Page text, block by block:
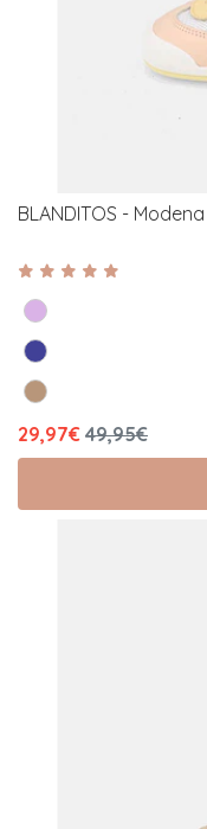
BLANDITOS -
29,97€ 49,95€